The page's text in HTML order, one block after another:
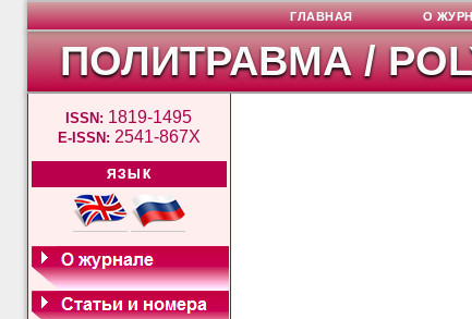
ПОЛИТРАВМА /
ISSN: 1819-1495
E-ISSN: 2541-867X
ЯЗЫК
ГЛАВНАЯ О